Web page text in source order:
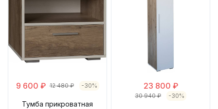
9 600 ₽ 12 480 ₽ -30%
Тумба прикроватная
23 800 ₽
30 940 ₽ -30%